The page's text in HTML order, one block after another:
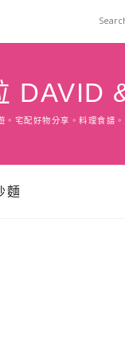
DAVID
。宅配好物分享。料理食譜。
麵